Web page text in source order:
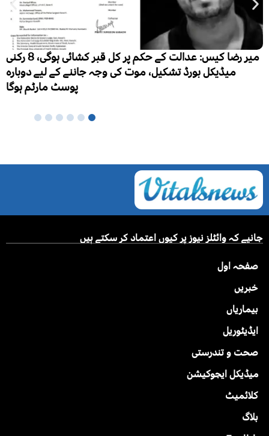
میر رضا کیس: عدالت کے حکم پر کل قبر کشائی ہوگی، 8 رکنی
وجہ جاننے کے لیے دوبارہ
جانیے کہ وائٹلز نیوز پر کیوں اعتماد کر سکتے ہیں
صفحہ اول
خبریں
بیماریاں
ایڈیٹوریل
صحت و تندرستی
میڈیکل ایجوکیشن
کلائمیٹ
بلاگ